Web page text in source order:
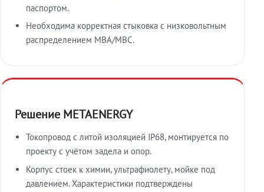
паспортом.
Необходима корректная стыковка с низковольтным
распределением МВА/МВС.
Решение METAENERGY
Токопровод с литой изоляцией IP68, монтируется по
проекту с учётом задела и опор.
Корпус стоек к химии, ультрафиолету, мойке под
давлением. Характеристики подтверждены